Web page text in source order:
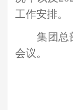
工作安排。
集团总
会议。